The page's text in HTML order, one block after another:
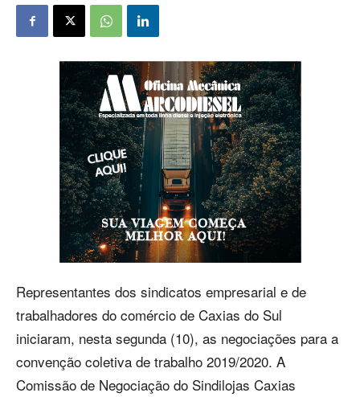
Representantes dos sindicatos empresarial e de
trabalhadores do comércio de Caxias do Sul
iniciaram, nesta segunda (10), as negociações para a
convenção coletiva de trabalho 2019/2020. A
Comissão de Negociação do Sindilojas Caxias